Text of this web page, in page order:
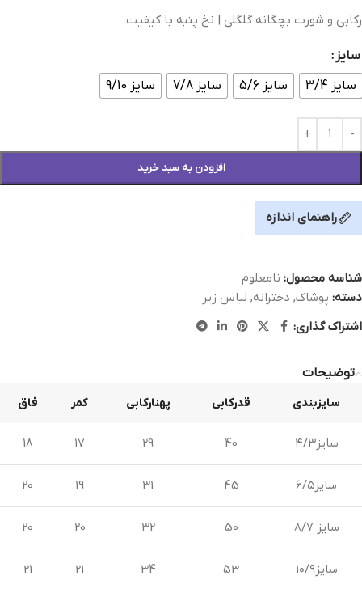
رکابی و شورت بچگانه گلگلی | نخ پنبه با کیفیت
سایز
سایز 3/4
سایز 5/6 سایز 7/8 سایز 9/10
افزودن به سبد خرید
راهنمای اندازه
شناسه محصول: نامعلوم
دسته: پوشاک, دخترانه, لباس زیر
اشتراک گذاری:
توضیحات
سایزبندی قدرکابی پهنارکابی کمر فاق
سایز۴/۳ 40
29
17
18
سایز۶/۵ 45
31
19
20
سایز ۸/۷ 50
32
20
20
سایز۱۰/۹ 53
34
21
21